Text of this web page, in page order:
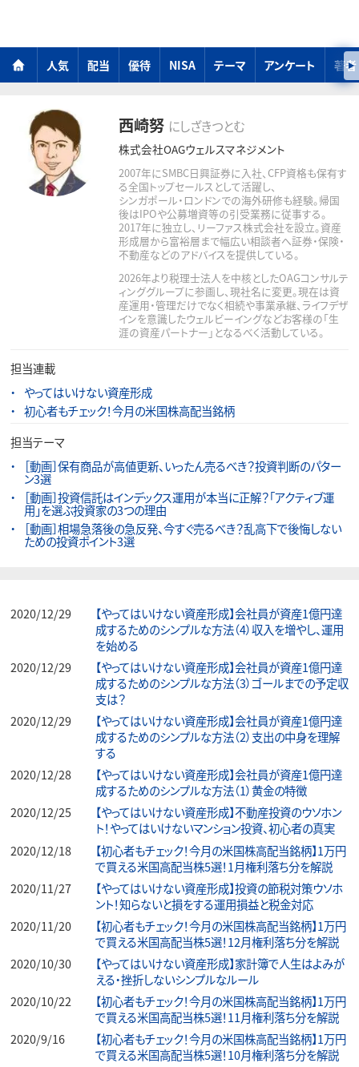
人気 配当 優待 NISA テーマ アンケート 著者
西崎努 にしざきつとむ
株式会社OAGウェルスマネジメント
2007年にSMBC日興証券に入社、CFP資格も保有す
る全国トップセールスとして活躍し、
シンガポール・ロンドンでの海外研修も経験。帰国
後はIPOや公募増資等の引受業務に従事する。
2017年に独立し、リーファス株式会社を設立。資産
形成層から富裕層まで幅広い相談者へ証券・保険・
不動産などのアドバイスを提供している。
2026年より税理士法人を中核としたOAGコンサルテ
ィンググループに参画し、現社名に変更。現在は資
産運用・管理だけでなく相続や事業承継、ライフデザ
インを意識したウェルビーイングなどお客様の「生
涯の資産パートナー」となるべく活動している。
担当連載
やってはいけない資産形成
初心者もチェック！今月の米国株高配当銘柄
担当テーマ
［動画］保有商品が高値更新、いったん売るべき？投資判断のパター
ン3選
［動画］投資信託はインデックス運用が本当に正解？「アクティブ運
用」を選ぶ投資家の3つの理由
［動画］相場急落後の急反発、今すぐ売るべき？乱高下で後悔しない
ための投資ポイント3選
2020/12/29
【やってはいけない資産形成】会社員が資産1億円達
成するためのシンプルな方法（4）収入を増やし、運用
を始める
2020/12/29
【やってはいけない資産形成】会社員が資産1億円達
成するためのシンプルな方法（3）ゴールまでの予定収
支は？
2020/12/29
【やってはいけない資産形成】会社員が資産1億円達
成するためのシンプルな方法（2）支出の中身を理解
する
2020/12/28
【やってはいけない資産形成】会社員が資産1億円達
成するためのシンプルな方法（1）黄金の特徴
2020/12/25
【やってはいけない資産形成】不動産投資のウソホン
ト！やってはいけないマンション投資、初心者の真実
2020/12/18
【初心者もチェック！今月の米国株高配当銘柄】1万円
で買える米国高配当株5選！1月権利落ち分を解説
2020/11/27
【やってはいけない資産形成】投資の節税対策ウソホ
ント！知らないと損をする運用損益と税金対応
2020/11/20
【初心者もチェック！今月の米国株高配当銘柄】1万円
で買える米国高配当株5選！12月権利落ち分を解説
2020/10/30
【やってはいけない資産形成】家計簿で人生はよみが
える・挫折しないシンプルなルール
2020/10/22
【初心者もチェック！今月の米国株高配当銘柄】1万円
で買える米国高配当株5選！11月権利落ち分を解説
2020/9/16
【初心者もチェック！今月の米国株高配当銘柄】1万円
で買える米国高配当株5選！10月権利落ち分を解説